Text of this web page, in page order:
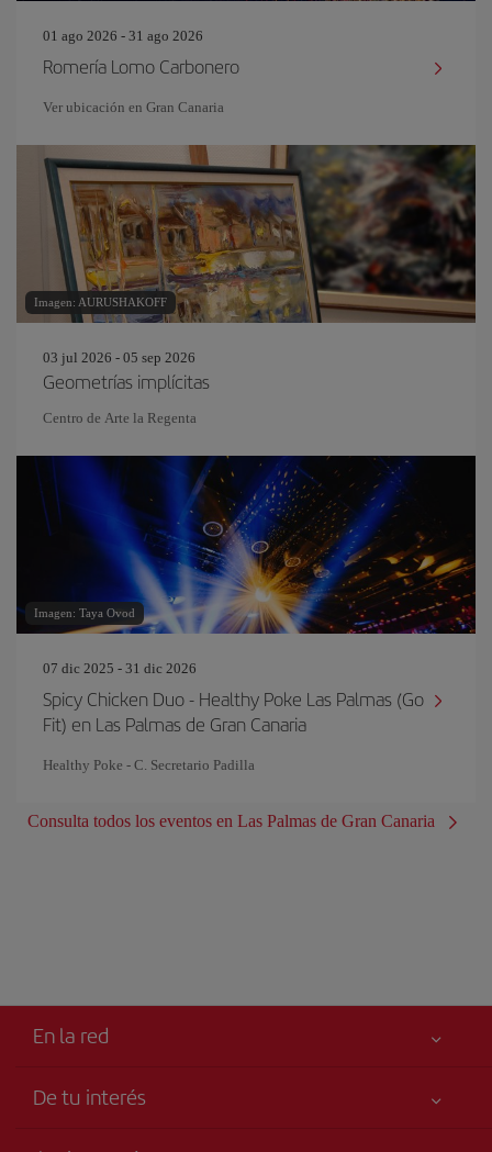
01 ago 2026 - 31 ago 2026
Romería Lomo Carbonero
Ver ubicación en Gran Canaria
Imagen: AURUSHAKOFF
03 jul 2026 - 05 sep 2026
Geometrías implícitas
Centro de Arte la Regenta
Imagen: Taya Ovod
07 dic 2025 - 31 dic 2026
Spicy Chicken Duo - Healthy Poke Las Palmas (Go
Fit) en Las Palmas de Gran Canaria
Healthy Poke - C. Secretario Padilla
Consulta todos los eventos en Las Palmas de Gran Canaria
En la red
De tu interés